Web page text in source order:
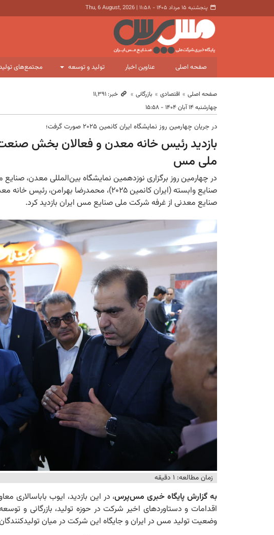
پنجشنبه ۱۵ مرداد ۱۴۰۵ - ۱۱:۵۸ |
Thu, 6 August, 2026
صفحه اصلی عناوین اخبار تولید و توسعه مجتمع‌های
صفحه اصلی اقتصادی بازرگانی خبر: ۱۱٬۳۹۱
چهارشنبه ۱۴ آبان ۱۴۰۴ - ۱۵:۵۸
در جریان چهارمین روز نمایشگاه ایران کانمین ۲۰۲۵ صورت گرفت؛
بازدید رئیس خانه معدن و فعالان بخش
ملی مس
زمان مطالعه: ۱ دقیقه
در چهارمین روز برگزاری نوزدهمین نمایشگاه بین‌المللی معدن،
صنایع وابسته (ایران کانمین ۲۰۲۵)، محمدرضا
صنایع معدنی از غرفه شرکت ملی صنایع مس ایران بازدید کرد.
به گزارش پایگاه خبری مس‌پرس، در این بازدید، ایوب باباسالاری
اقدامات و دستاوردهای اخیر شرکت در حوزه تولید، بازرگانی و
وضعیت تولید مس در ایران و جایگاه این شرکت در میان